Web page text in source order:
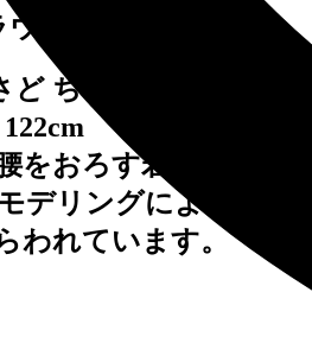
ス』
ちづこ)
をおろす若い女。繊
デリングによって清
われています。